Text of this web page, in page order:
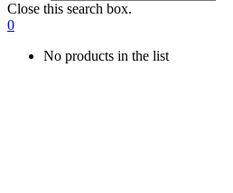
Close this search box.
0
No products in the list